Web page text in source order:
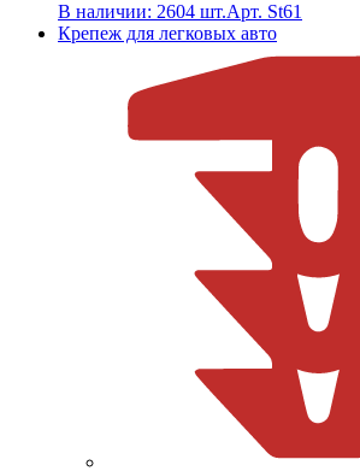
В наличии: 2604 шт.Арт. St61
Крепеж для легковых авто